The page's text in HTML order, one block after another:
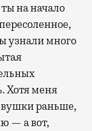
ты на начало
узнали много
Хотя меня
раньше,
— а вот,